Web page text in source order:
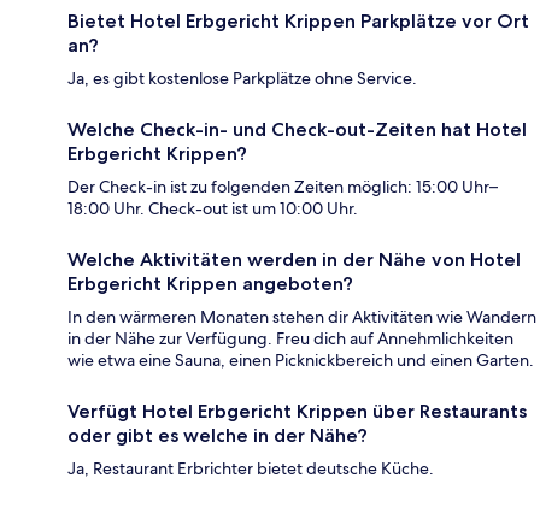
Bietet Hotel Erbgericht Krippen Parkplätze vor Ort
an?
Ja, es gibt kostenlose Parkplätze ohne Service.
Welche Check-in- und Check-out-Zeiten hat Hotel
Erbgericht Krippen?
Der Check-in ist zu folgenden Zeiten möglich: 15:00 Uhr–
18:00 Uhr. Check-out ist um 10:00 Uhr.
Welche Aktivitäten werden in der Nähe von Hotel
Erbgericht Krippen angeboten?
In den wärmeren Monaten stehen dir Aktivitäten wie Wandern
in der Nähe zur Verfügung. Freu dich auf Annehmlichkeiten
wie etwa eine Sauna, einen Picknickbereich und einen Garten.
Verfügt Hotel Erbgericht Krippen über Restaurants
oder gibt es welche in der Nähe?
Ja, Restaurant Erbrichter bietet deutsche Küche.